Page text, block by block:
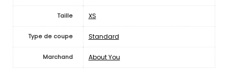
Taille XS
Type de coupe Standard
Marchand About You